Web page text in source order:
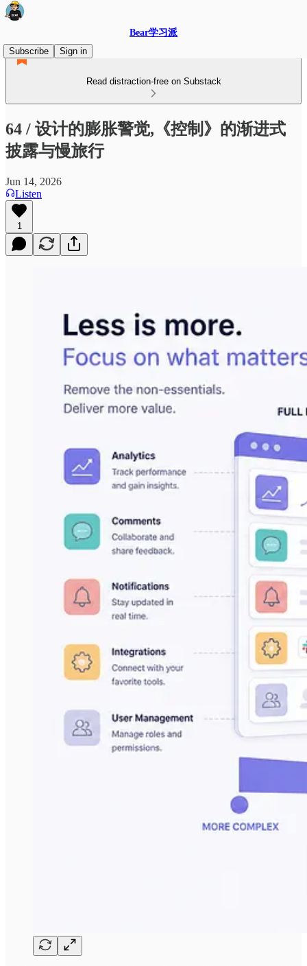
Bear学习派
Subscribe
Sign in
Read distraction-free on Substack
64 / 设计的膨胀警觉,《控制》的渐进式
披露与慢旅行
Jun 14, 2026
Listen
1